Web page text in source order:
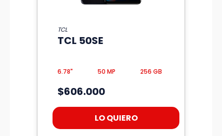
TCL
TCL 50SE
6.78" 50 MP 256 GB
$606.000
LO QUIERO